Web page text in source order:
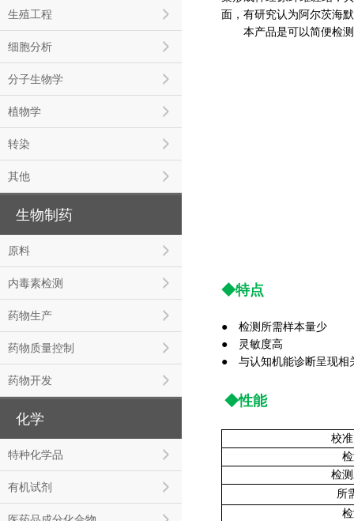
生殖工程
细胞分析
分子生物学
植物学
转染
其他
生物制药
原料
内毒素检测
药物生产
药物质量控制
药物开发
化学
特种化学品
有机试剂
面，有研究认为阿尔茨海
本产品是可以简便检测
◆特点
● 检测所需样本量少
●
灵敏度高
● 与认知机能诊断呈现相
◆性能
校
检
所